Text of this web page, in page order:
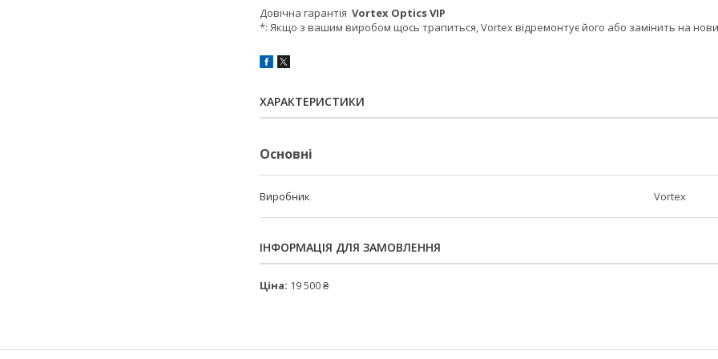
Довічна гарантія Vortex Optics VIP
*: Якщо з вашим виробом щось трапиться, Vortex відремонтує його або замінить на
ХАРАКТЕРИСТИКИ
Основні
Виробник Vortex
ІНФОРМАЦІЯ ДЛЯ ЗАМОВЛЕННЯ
Ціна: 19 500 ₴